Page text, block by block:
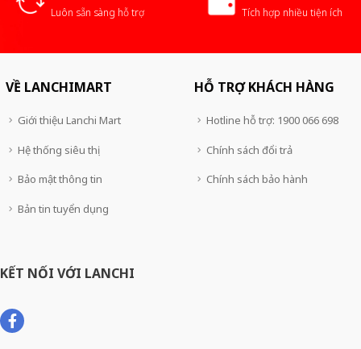
Luôn sẵn sàng hỗ trợ
Tích hợp nhiều tiện ích
VỀ LANCHIMART
Giới thiệu Lanchi Mart
Hệ thống siêu thị
Bảo mật thông tin
Bản tin tuyển dụng
HỖ TRỢ KHÁCH HÀNG
Hotline hỗ trợ: 1900 066 698
Chính sách đổi trả
Chính sách bảo hành
KẾT NỐI VỚI LANCHI